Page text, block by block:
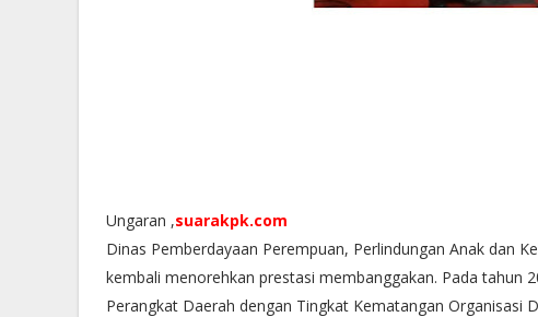
Ungaran ,suarakpk.com
Dinas Pemberdayaan Perempuan, Perlindungan Anak dan
kembali menorehkan prestasi membanggakan. Pada tahun
Perangkat Daerah dengan Tingkat Kematangan Organisasi